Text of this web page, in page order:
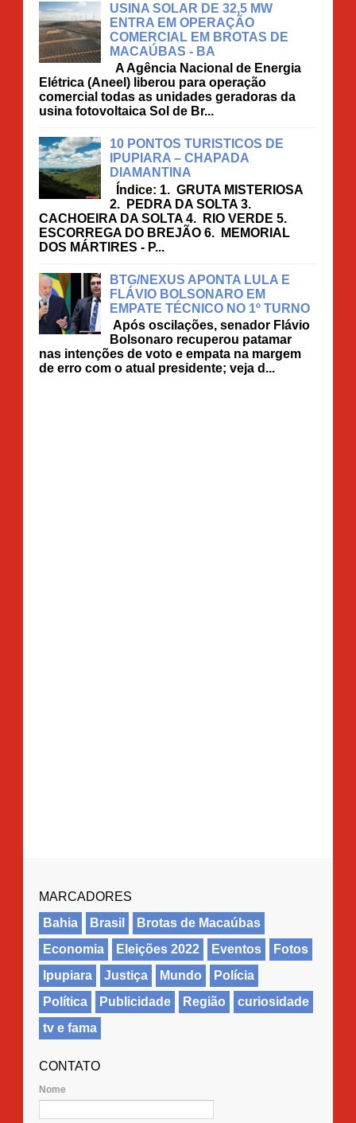
USINA SOLAR DE 32,5 MW
ENTRA EM OPERAÇÃO
COMERCIAL EM BROTAS DE
MACAÚBAS - BA
A Agência Nacional de Energia
Elétrica (Aneel) liberou para operação
comercial todas as unidades geradoras da
usina fotovoltaica Sol de Br...
10 PONTOS TURISTICOS DE
IPUPIARA – CHAPADA
DIAMANTINA
Índice: 1. GRUTA MISTERIOSA
2. PEDRA DA SOLTA 3.
CACHOEIRA DA SOLTA 4. RIO VERDE 5.
ESCORREGA DO BREJÃO 6. MEMORIAL
DOS MÁRTIRES - P...
BTG/NEXUS APONTA LULA E
FLÁVIO BOLSONARO EM
EMPATE TÉCNICO NO 1º TURNO
Após oscilações, senador Flávio
Bolsonaro recuperou patamar
nas intenções de voto e empata na margem
de erro com o atual presidente; veja d...
MARCADORES
Bahia
Brasil
Brotas de Macaúbas
Economia
Eleições 2022 Eventos
Fotos
Ipupiara
Justiça Mundo
Polícia
Política
Publicidade Região
curiosidade
tv e fama
CONTATO
Nome